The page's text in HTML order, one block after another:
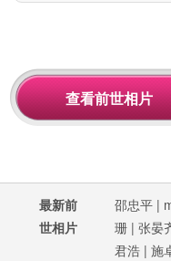
最新前
世相片
邵忠平 |
珊 | 张晏
君浩 | 施